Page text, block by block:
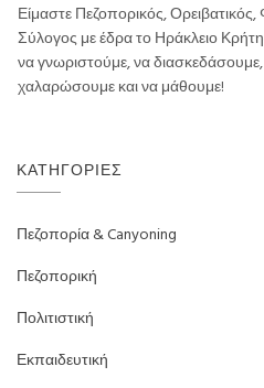
Είμαστε Πεζοπορικός, Ορειβατικός,
Σύλογος με έδρα το Ηράκλειο
να γνωριστούμε, να
χαλαρώσουμε και να μάθουμε!
ΚΑΤΗΓΟΡΊΕΣ
Πεζοπορία & Canyoning
Πεζοπορική
Πολιτιστική
Εκπαιδευτική